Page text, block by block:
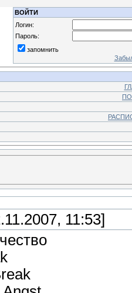
ВОЙТИ
Логин:
Пароль:
запомнить
11:53]